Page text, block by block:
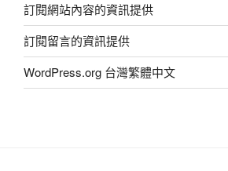
訂閱網站內容的資訊提供
訂閱留言的資訊提供
WordPress.org 台灣繁體中文